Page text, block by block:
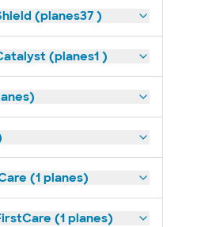
(planes37 )
(planes1 )
(1 planes)
(1 planes)